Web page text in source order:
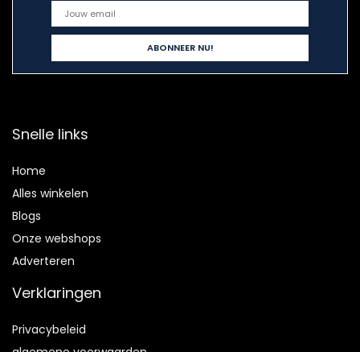
Snelle links
Home
Alles winkelen
Blogs
Onze webshops
Adverteren
Verklaringen
Privacybeleid